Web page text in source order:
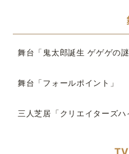
舞台「鬼太郎誕生 ゲゲゲの謎
舞台「フォールポイント」
三人芝居「クリエイターズハ